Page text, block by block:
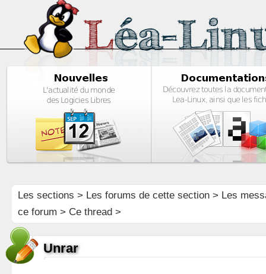
Les sections > Les forums de cette section> Les
ce forum > Ce thread >
Unrar